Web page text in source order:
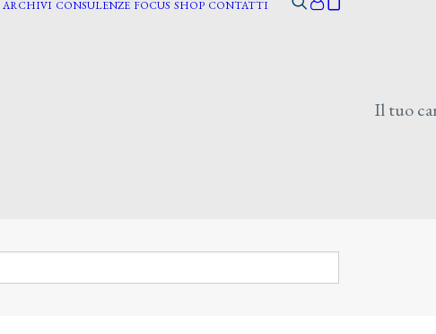
ARCHIVI CONSULENZE FOCUS SHOP CONTATTI
Il tuo